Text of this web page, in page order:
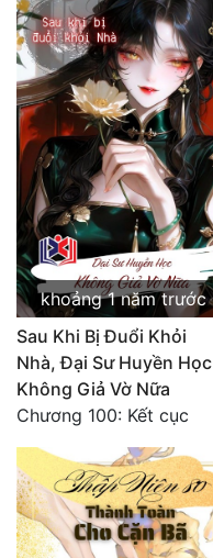
khoảng 1 năm trước
Sau Khi Bị Đuổi Khỏi
Nhà, Đại Sư Huyền Học
Không Giả Vờ Nữa
Chương 100: Kết cục